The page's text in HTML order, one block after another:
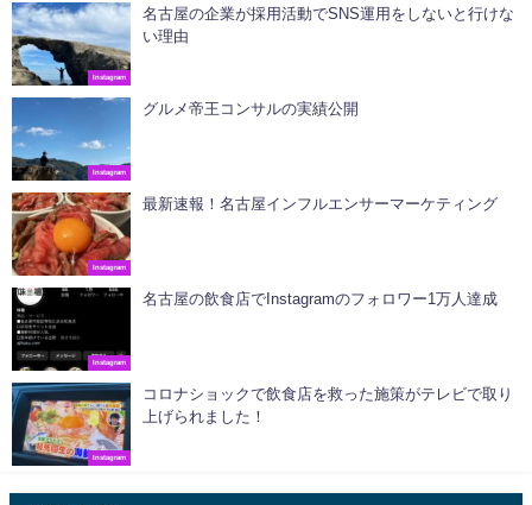
Instagram
名古屋の企業が採用活動でSNS運用をしないと行けな
い理由
Instagram
グルメ帝王コンサルの実績公開
Instagram
最新速報！名古屋インフルエンサーマーケティング
Instagram
名古屋の飲食店でInstagramのフォロワー1万人達成
Instagram
コロナショックで飲食店を救った施策がテレビで取り
上げられました！